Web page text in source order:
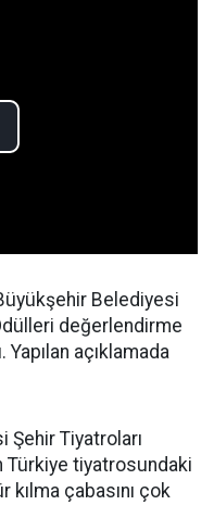
Belediyesi
değerlendirme
açıklamada
Tiyatroları
Türkiye tiyatrosundaki
çabasını çok